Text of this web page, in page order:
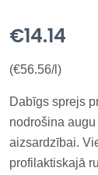
€14.14
(€56.56/l)
Dabīgs sprejs
nodrošina
aizsardzībai.
profilaktiskajā